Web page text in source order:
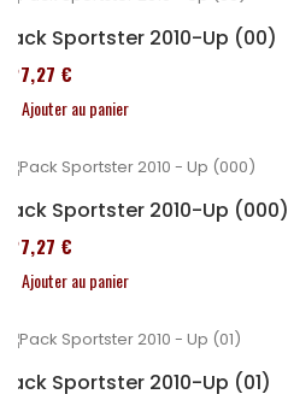
Pack Sportster 2010-Up (00)
227,27 €
Ajouter au panier
Pack Sportster 2010-Up (000)
227,27 €
Ajouter au panier
Pack Sportster 2010-Up (01)